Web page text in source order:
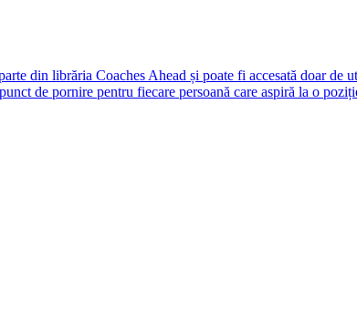
din librăria Coaches Ahead și poate fi accesată doar
de pornire pentru fiecare persoană care aspiră la o